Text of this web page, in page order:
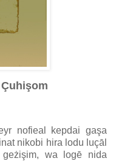
nofieal kepdai gaşa
nikobi hira lodu luçāl
wa logē nida